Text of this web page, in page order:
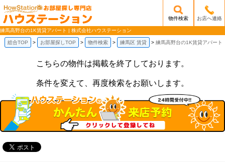
/mobile_img/head-logo.png
物件検索 お店へ連絡
練馬高野台の1K賃貸アパート | 株式会社ハウステーション
総合TOP お部屋探しTOP 物件検索 練馬区 賃貸 練馬高野台の1K賃貸アパート
こちらの物件は掲載を終了しております。
条件を変えて、再度検索をお願いします。